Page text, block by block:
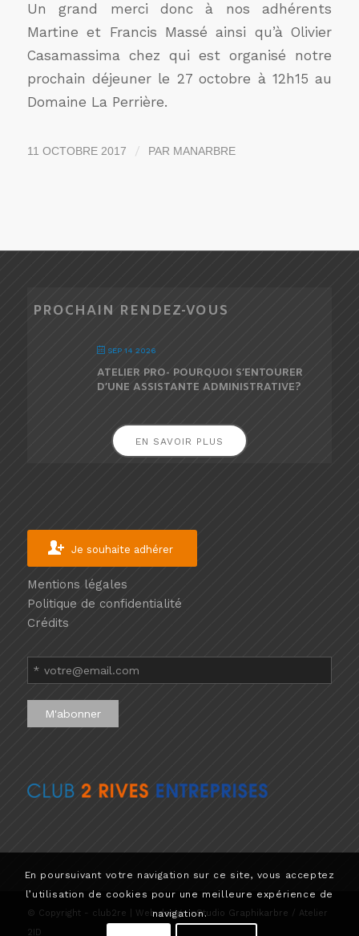
Un grand merci donc à nos adhérents
Martine et Francis Massé ainsi qu’à Olivier
Casamassima chez qui est organisé notre
prochain déjeuner le 27 octobre à 12h15 au
Domaine La Perrière.
11 OCTOBRE 2017 / PAR MANARBRE
PROCHAIN RENDEZ-VOUS
SEP 14 2026
ATELIER PRO- POURQUOI S’ENTOURER
D’UNE ASSISTANTE ADMINISTRATIVE?
EN SAVOIR PLUS
Je souhaite adhérer
Mentions légales
Politique de confidentialité
Crédits
© Copyright - club2re | Web design :Studio Graphikarbre / Atelier
2ID
En poursuivant votre navigation sur ce site, vous acceptez
l’utilisation de cookies pour une meilleure expérience de
navigation.